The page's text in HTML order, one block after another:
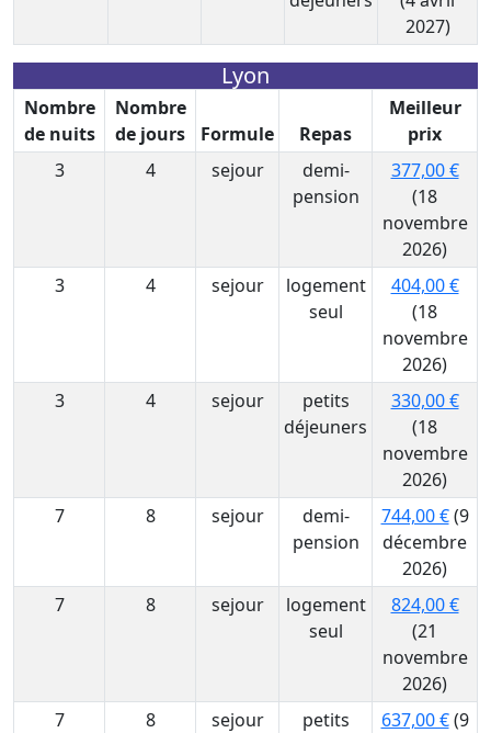
2027)
Lyon
Nombre
de nuits
Nombre
de jours
Formule Repas
Meilleur
prix
3
4 sejour
demi-
pension
377,00 €
(18
novembre
2026)
3
4 sejour
logement
seul
404,00 €
(18
novembre
2026)
3
4 sejour
petits
déjeuners
330,00 €
(18
novembre
2026)
7
8 sejour
demi-
pension
744,00 €(9
décembre
2026)
7
8 sejour
logement
seul
824,00 €
(21
novembre
2026)
7
8 sejour
petits
637,00 €(9